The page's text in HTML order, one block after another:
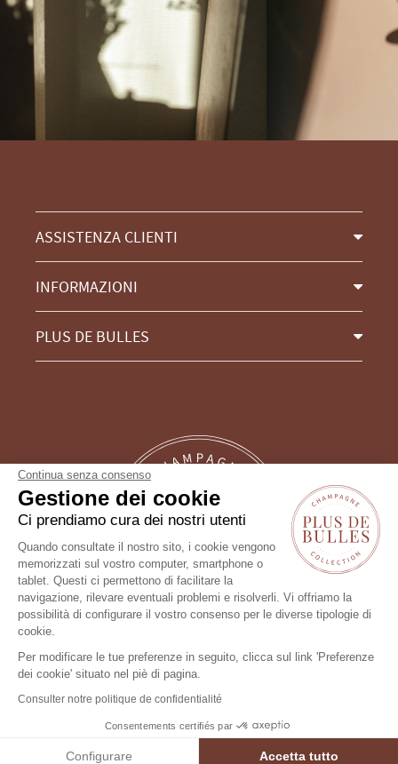
ASSISTENZA CLIENTI
INFORMAZIONI
PLUS DE BULLES
Seguici !
FILTRO
Continua senza consenso
Gestione dei cookie
Ci prendiamo cura dei nostri utenti
Quando consultate il nostro sito, i cookie vengono
memorizzati sul vostro computer, smartphone o
tablet. Questi ci permettono di facilitare la
navigazione, rilevare eventuali problemi e risolverli. Vi offriamo la
possibilità di configurare il vostro consenso per le diverse tipologie di
cookie.
Per modificare le tue preferenze in seguito, clicca sul link 'Preferenze
dei cookie' situato nel piè di pagina.
Consulter notre politique de confidentialité
Consentements certifiés par
Configurare Accetta tutto